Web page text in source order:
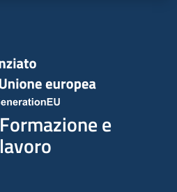
Formazione e
lavoro